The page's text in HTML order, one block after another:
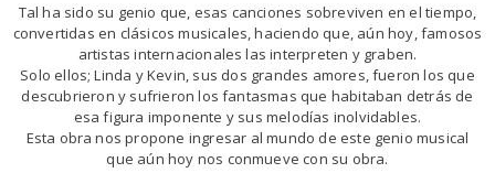
Tal ha sido su genio que, esas canciones sobreviven en el tiempo,
convertidas en clásicos musicales, haciendo que, aún hoy, famosos
artistas internacionales las interpreten y graben.
Solo ellos; Linda y Kevin, sus dos grandes amores, fueron los que
descubrieron y sufrieron los fantasmas que habitaban detrás de
esa figura imponente y sus melodías inolvidables.
Esta obra nos propone ingresar al mundo de este genio musical
que aún hoy nos conmueve con su obra.